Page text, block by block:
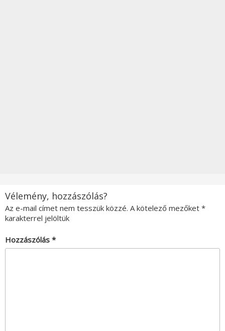
Vélemény, hozzászólás?
Az e-mail címet nem tesszük közzé. A kötelező mezőket *
karakterrel jelöltük
Hozzászólás *